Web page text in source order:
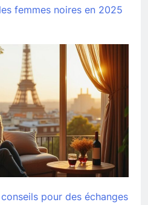
femmes noires en 2025
pour des échanges